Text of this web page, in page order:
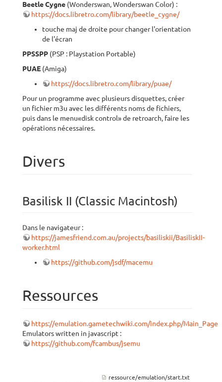
Beetle Cygne (Wonderswan, Wonderswan Color) :
https://docs.libretro.com/library/beetle_cygne/
touche maj de droite pour changer l'orientation
de l'écran
PPSSPP (PSP : Playstation Portable)
PUAE (Amiga)
https://docs.libretro.com/library/puae/
Pour un programme avec plusieurs disquettes, créer
un fichier m3u avec les différents noms de fichiers,
puis dans le menu«disk control» de retroarch, faire les
opérations nécessaires.
Divers
Basilisk II (Classic Macintosh)
Dans le navigateur :
https://jamesfriend.com.au/projects/basiliskii/BasiliskII-
worker.html
https://github.com/jsdf/macemu
Ressources
https://emulation.gametechwiki.com/index.php/Main_Page
Emulators written in javascript :
https://github.com/fcambus/jsemu
ressource/emulation/start.txt